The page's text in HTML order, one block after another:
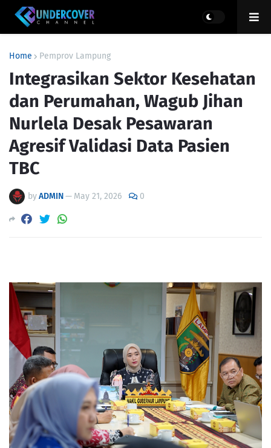
Home Pemprov Lampung
Integrasikan Sektor Kesehatan
dan Perumahan, Wagub Jihan
Nurlela Desak Pesawaran
Agresif Validasi Data Pasien
TBC
byADMIN— May 21, 2026 0